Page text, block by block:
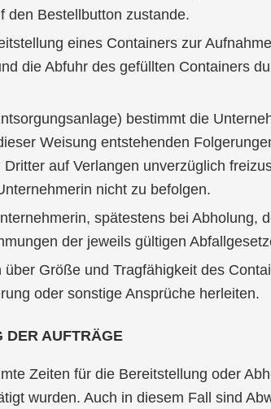
den Bestellbutton zustande.
eines Containers zur
die Abfuhr des gefüllten Containers
bestimmt die
Weisung entstehenden
auf Verlangen unverzüglich
nicht zu befolgen.
spätestens bei
der jeweils gültigen
Größe und Tragfähigkeit des
oder sonstige Ansprüche herleiten.
DER AUFTRÄGE
Zeiten für die Bereitstellung oder
wurden. Auch in diesem Fall sind